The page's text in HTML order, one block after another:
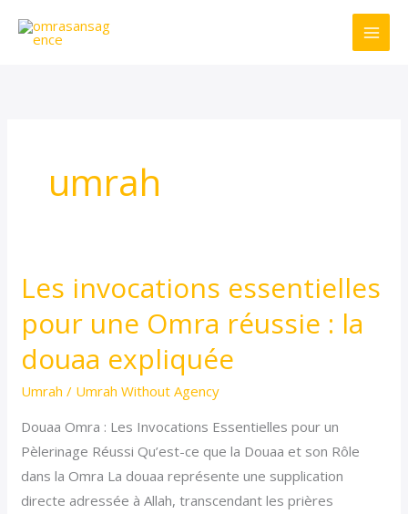
umrah
Les invocations essentielles
pour une Omra réussie : la
douaa expliquée
Umrah / Umrah Without Agency
Douaa Omra : Les Invocations Essentielles pour un
Pèlerinage Réussi Qu’est-ce que la Douaa et son Rôle
dans la Omra La douaa représente une supplication
directe adressée à Allah, transcendant les prières
Les
essentielles
pour
réussie
:
la
douaa